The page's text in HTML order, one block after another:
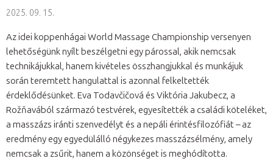
2025. 09. 15.
Az idei koppenhágai World Massage Championship versenyen
lehetőségünk nyílt beszélgetni egy párossal, akik nemcsak
technikájukkal, hanem kivételes összhangjukkal és munkájuk
során teremtett hangulattal is azonnal felkeltették
érdeklődésünket. Eva Todavčičová és Viktória Jakubecz, a
Rožňavából származó testvérek, egyesítették a családi köteléket,
a masszázs iránti szenvedélyt és a nepáli érintésfilozófiát – az
eredmény egy egyedülálló négykezes masszázsélmény, amely
nemcsak a zsűrit, hanem a közönséget is meghódította.